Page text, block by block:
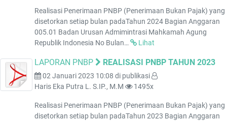
Realisasi Penerimaan PNBP (Penerimaan Bukan Pajak) yang
disetorkan setiap bulan padaTahun 2024 Bagian Anggaran
005.01 Badan Urusan Admimintrasi Mahkamah Agung
Republik Indonesia No Bulan…
Lihat
LAPORAN PNBP REALISASI PNBP TAHUN 2023
02 Januari 2023 10:08 di publikasi
Haris Eka Putra L. S.IP., M.M
1495x
Realisasi Penerimaan PNBP (Penerimaan Bukan Pajak) yang
disetorkan setiap bulan padaTahun 2023 Bagian Anggaran